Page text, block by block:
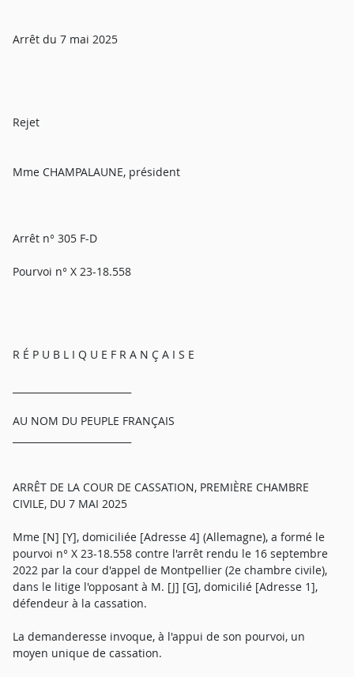
Arrêt du 7 mai 2025
Rejet
Mme CHAMPALAUNE, président
Arrêt n° 305 F-D
Pourvoi n° X 23-18.558
R É P U B L I Q U E F R A N Ç A I S E
AU NOM DU PEUPLE FRANÇAIS
ARRÊT DE LA COUR DE CASSATION, PREMIÈRE CHAMBRE
CIVILE, DU 7 MAI 2025
Mme [N] [Y], domiciliée [Adresse 4] (Allemagne), a formé le
pourvoi n° X 23-18.558 contre l'arrêt rendu le 16 septembre
2022 par la cour d'appel de Montpellier (2e chambre civile),
dans le litige l'opposant à M. [J] [G], domicilié [Adresse 1],
défendeur à la cassation.
La demanderesse invoque, à l'appui de son pourvoi, un
moyen unique de cassation.